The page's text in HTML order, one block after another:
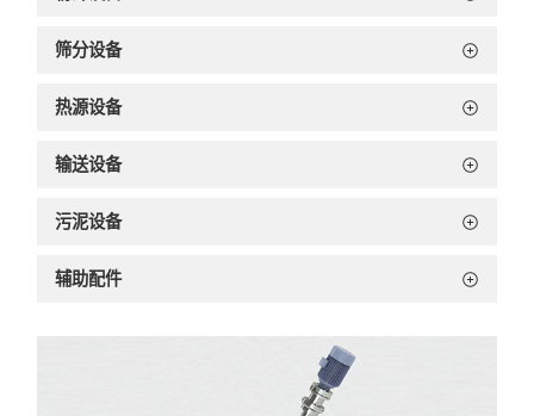
筛分设备
热源设备
输送设备
污泥设备
辅助配件